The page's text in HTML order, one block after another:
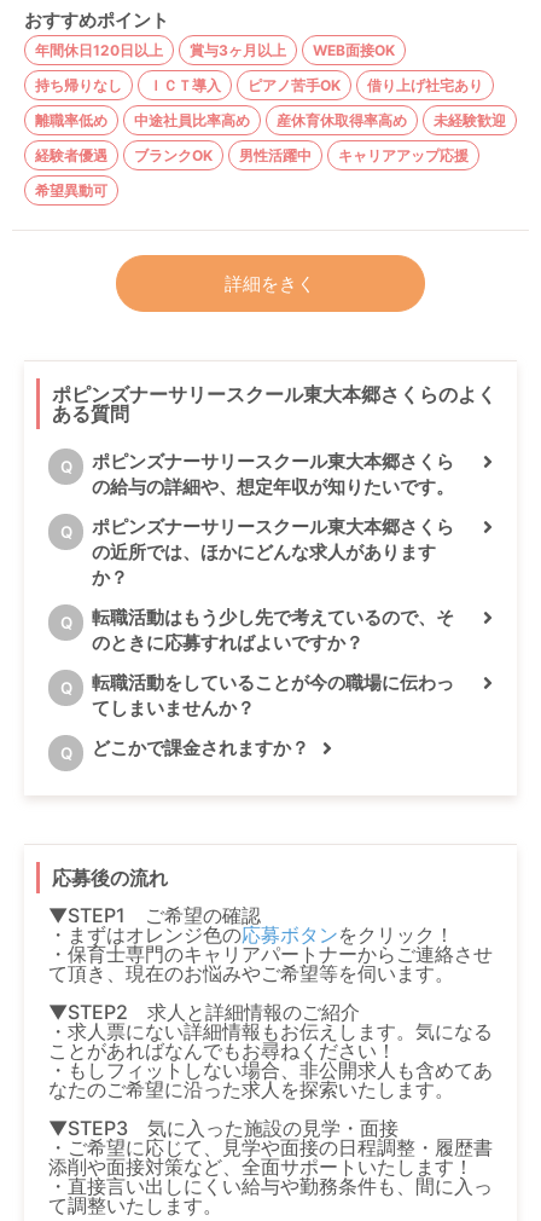
おすすめポイント
年間休日120日以上 賞与3ヶ月以上
WEB面接OK
持ち帰りなし
ＩＣＴ導入 ピアノ苦手OK
借り上げ社宅あり
離職率低め
中途社員比率高め 産休育休取得率高め
未経験歓迎
経験者優遇
ブランクOK 男性活躍中
キャリアアップ応援
希望異動可
詳細をきく
ポピンズナーサリースクール東大本郷さくらのよく
ある質問
Q
ポピンズナーサリースクール東大本郷さくら
の給与の詳細や、想定年収が知りたいです。
Q
ポピンズナーサリースクール東大本郷さくら
の近所では、ほかにどんな求人があります
か？
Q
転職活動はもう少し先で考えているので、そ
のときに応募すればよいですか？
Q
転職活動をしていることが今の職場に伝わっ
てしまいませんか？
Q どこかで課金されますか？
応募後の流れ
▼STEP1 ご希望の確認
・まずはオレンジ色の応募ボタンをクリック！
・保育士専門のキャリアパートナーからご連絡させ
て頂き、現在のお悩みやご希望等を伺います。
▼STEP2 求人と詳細情報のご紹介
・求人票にない詳細情報もお伝えします。気になる
ことがあればなんでもお尋ねください！
・もしフィットしない場合、非公開求人も含めてあ
なたのご希望に沿った求人を探索いたします。
▼STEP3 気に入った施設の見学・面接
・ご希望に応じて、見学や面接の日程調整・履歴書
添削や面接対策など、全面サポートいたします！
・直接言い出しにくい給与や勤務条件も、間に入っ
て調整いたします。